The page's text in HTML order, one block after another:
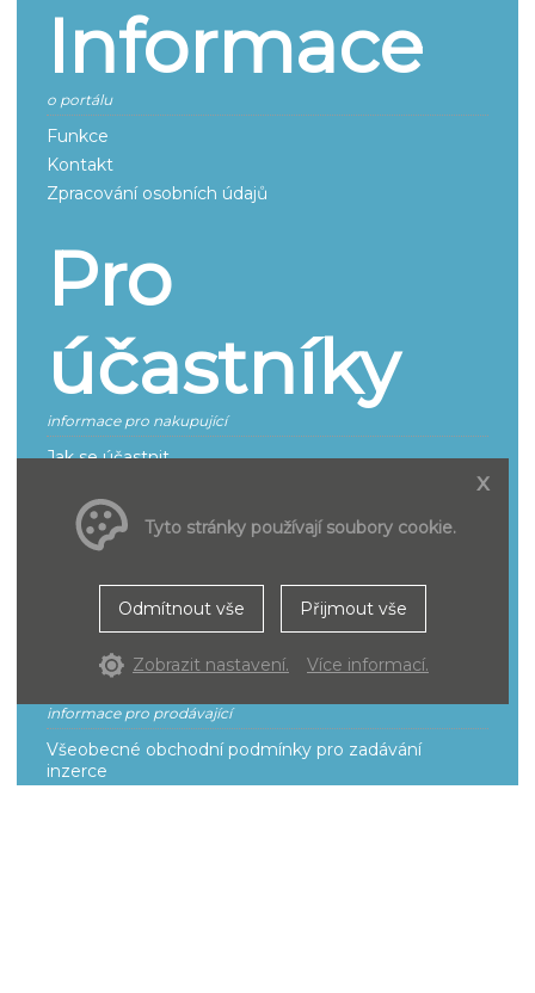
Informace
o portálu
Funkce
Kontakt
Zpracování osobních údajů
Pro
účastníky
informace pro nakupující
Jak se účastnit
Pro
prodávající
informace pro prodávající
Všeobecné obchodní podmínky pro zadávání
inzerce
x
Tyto stránky používají soubory cookie.
Odmítnout vše Přijmout vše
Zobrazit nastavení. Více informací.